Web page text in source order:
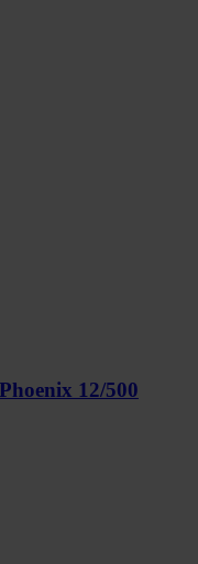
12/500